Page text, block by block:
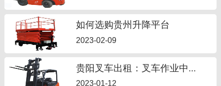
如何选购贵州升降平台
2023-02-09
贵阳叉车出租：叉车作业中...
2023-01-12